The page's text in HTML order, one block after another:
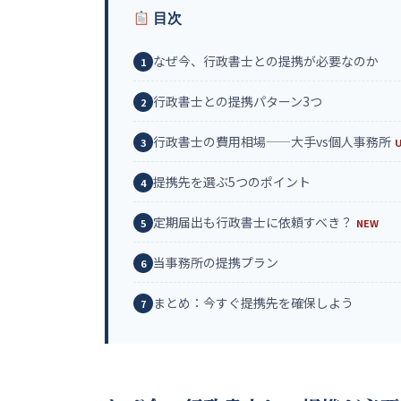
目次
なぜ今、行政書士との提携が必要なのか
行政書士との提携パターン3つ
行政書士の費用相場——大手vs個人事務所
提携先を選ぶ5つのポイント
定期届出も行政書士に依頼すべき？ NEW
当事務所の提携プラン
まとめ：今すぐ提携先を確保しよう